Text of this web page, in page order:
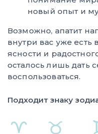
новый опыт и
Возможно, апатит
внутри вас уже есть
ясности и
осталось лишь дать
воспользоваться.
Подходит знаку